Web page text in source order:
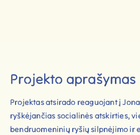
Projekto aprašymas
Projektas atsirado reaguojant į
ryškėjančias socialinės atskirties,
bendruomeninių ryšių silpnėjimo ir